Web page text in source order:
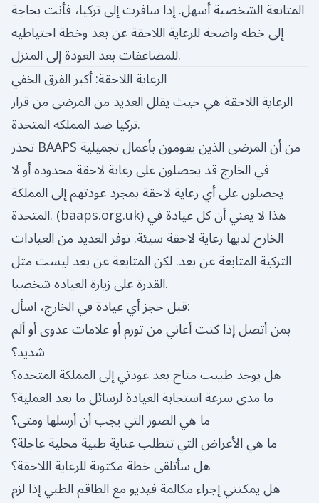
المتابعة الشخصية أسهل. إذا سافرت إلى تركيا، فأنت بحاجة
إلى خطة واضحة للرعاية اللاحقة عن بعد وخطة احتياطية
للمضاعفات بعد العودة إلى المنزل.
الرعاية اللاحقة: أكبر الفرق الخفي
الرعاية اللاحقة هي حيث يقلل العديد من المرضى من قرار
تركيا ضد المملكة المتحدة.
تحذر BAAPS من أن المرضى الذين يقومون بأعمال تجميلية
في الخارج قد يحصلون على رعاية لاحقة محدودة أو لا
يحصلون على أي رعاية لاحقة بمجرد عودتهم إلى المملكة
المتحدة. (baaps.org.uk) هذا لا يعني أن كل عيادة في
الخارج لديها رعاية لاحقة سيئة. توفر العديد من العيادات
التركية المتابعة عن بعد. لكن المتابعة عن بعد ليست مثل
القدرة على زيارة العيادة شخصيا.
قبل حجز أي عيادة في الخارج، اسأل:
بمن أتصل إذا كنت أعاني من تورم أو علامات عدوى أو ألم
شديد؟
هل يوجد طبيب متاح بعد عودتي إلى المملكة المتحدة؟
ما مدى سرعة استجابة العيادة لرسائل ما بعد العملية؟
ما هي الصور التي يجب أن أرسلها ومتى؟
ما هي الأعراض التي تتطلب عناية طبية محلية عاجلة؟
هل سأتلقى خطة مكتوبة للرعاية اللاحقة؟
هل يمكنني إجراء مكالمة فيديو مع الطاقم الطبي إذا لزم